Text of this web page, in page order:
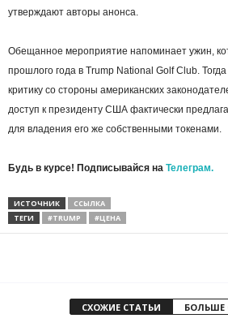
утверждают авторы анонса.
Обещанное мероприятие напоминает ужин,
прошлого года в Trump National Golf Club.
критику со стороны американских
доступ к президенту США фактически
для владения его же собственными токенами.
Будь в курсе! Подписывайся на Телеграм.
ИСТОЧНИК
ССЫЛКА
ТЕГИ
#TRUMP #ЦЕНА
СХОЖИЕ СТАТЬИ БОЛЬШЕ